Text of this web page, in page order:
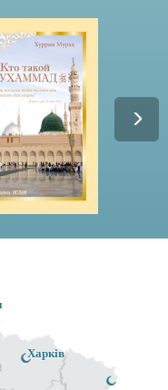
Харків